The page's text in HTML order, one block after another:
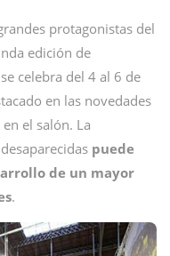
protagonistas del
edición de
celebra del 4 al 6 de
en las novedades
el salón. La
desaparecidas puede
de un mayor
.